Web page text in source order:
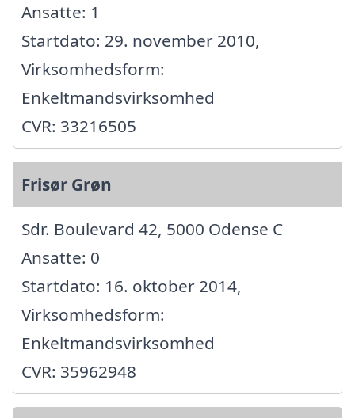
Ansatte: 1
Startdato: 29. november 2010,
Virksomhedsform:
Enkeltmandsvirksomhed
CVR: 33216505
Frisør Grøn
Sdr. Boulevard 42, 5000 Odense C
Ansatte: 0
Startdato: 16. oktober 2014,
Virksomhedsform:
Enkeltmandsvirksomhed
CVR: 35962948